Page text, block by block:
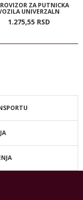
ZA PUTNICKA
UNIVERZALN
1.275,55 RSD